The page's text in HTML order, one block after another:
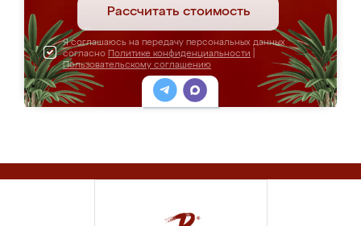
Рассчитать стоимость
Я соглашаюсь на передачу персональных данных
согласно Политике конфиденциальности
Пользовательскому соглашению